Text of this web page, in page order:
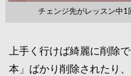
チェンジ先がレッスン中
上手く行けば綺麗に削除
本」ばかり削除されたり